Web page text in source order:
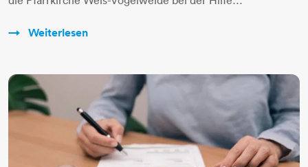
Weiterlesen